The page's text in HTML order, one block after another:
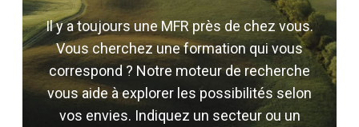
Il y a toujours une MFR près de chez vous.
Vous cherchez une formation qui vous
correspond ? Notre moteur de recherche
vous aide à explorer les possibilités selon
vos envies. Indiquez un secteur ou un